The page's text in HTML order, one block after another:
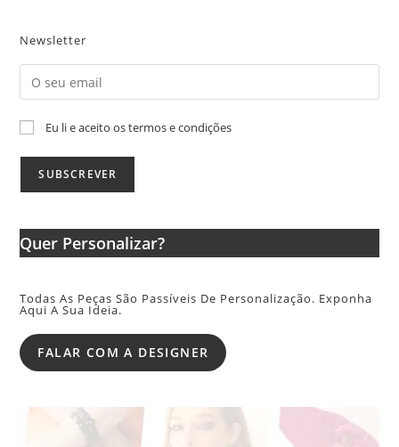
Newsletter
Eu li e aceito os termos e condições
Quer Personalizar?
Todas As Peças São Passíveis De Personalização. Exponha
Aqui A Sua Ideia.
FALAR COM A DESIGNER